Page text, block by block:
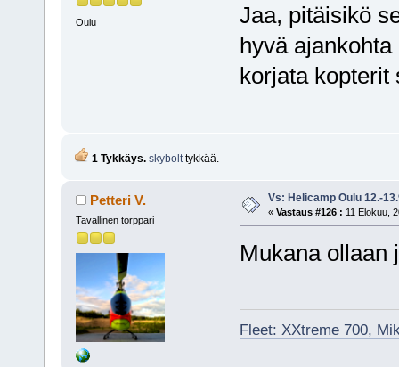
Oulu
Jaa, pitäisikö
hyvä
korjata kopterit
1 Tykkäys. skybolttykkää.
Petteri V.
Tavallinen torppari
Vs: Helicamp Oulu 12.-
« Vastaus #126 : 11 Elokuu,
Mukana ollaan
Fleet: XXtreme 700,